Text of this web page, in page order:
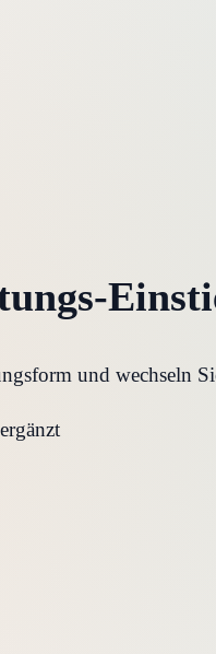
und wechseln